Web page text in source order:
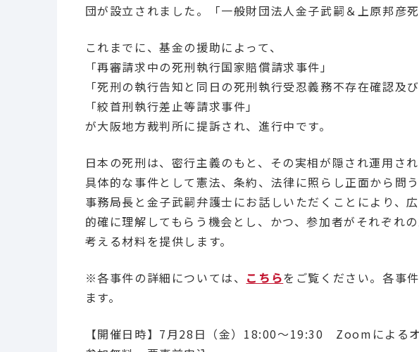
団が設立されました。「一般財団法人金子武嗣＆上原邦彦
これまでに、基金の援助によって、
「再審請求中の死刑執行国家賠償請求事件」
「死刑の執行告知と同日の死刑執行受忍義務不存在確認及
「絞首刑執行差止等請求事件」
が大阪地方裁判所に提訴され、進行中です。
日本の死刑は、密行主義のもと、その実相が隠され運用さ
具体的な事件として憲法、条約、法律に照らし正面から問
事務局長と金子武嗣弁護士にお話しいただくことにより、
的確に理解してもらう機会とし、かつ、参加者がそれぞれ
考える材料を提供します。
※各事件の詳細については、 こちらをご覧ください。各事
ます。
【開催日時】7月28日（金）18:00～19:30 Zoomによる